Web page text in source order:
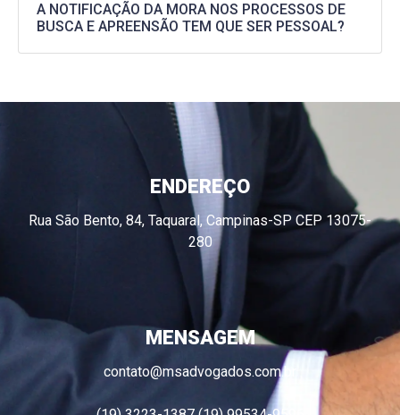
A NOTIFICAÇÃO DA MORA NOS PROCESSOS DE
BUSCA E APREENSÃO TEM QUE SER PESSOAL?
ENDEREÇO
Rua São Bento, 84, Taquaral, Campinas-SP CEP 13075-
280
MENSAGEM
contato@msadvogados.com.br